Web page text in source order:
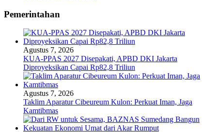
Pemerintahan
Agustus 7, 2026
KUA-PPAS 2027 Disepakati, APBD DKI Jakarta
Diproyeksikan Capai Rp82,8 Triliun
Agustus 7, 2026
Taklim Aparatur Cibeureum Kulon: Perkuat Iman, Jaga
Kamtibmas